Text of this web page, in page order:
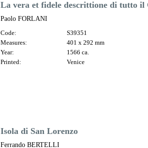
La vera et fidele descrittione di tutto il
Paolo FORLANI
Code:
S39351
Measures:
401 x 292 mm
Year:
1566 ca.
Printed:
Venice
Isola di San Lorenzo
Ferrando BERTELLI